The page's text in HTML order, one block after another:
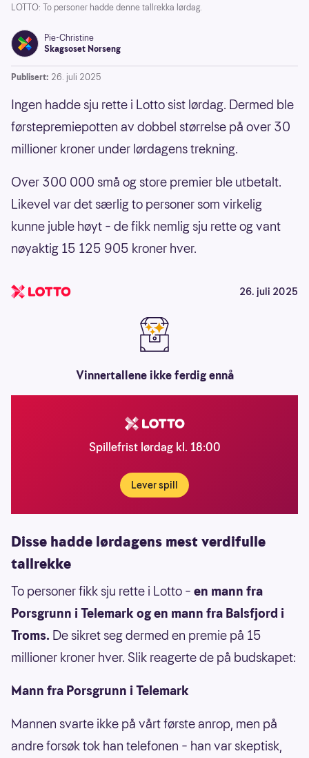
LOTTO: To personer hadde denne tallrekka lørdag.
Pie-Christine
Skagsoset Norseng
Publisert: 26. juli 2025
Ingen hadde sju rette i Lotto sist lørdag. Dermed ble
førstepremiepotten av dobbel størrelse på over 30
millioner kroner under lørdagens trekning.
Over 300 000 små og store premier ble utbetalt.
Likevel var det særlig to personer som virkelig
kunne juble høyt – de fikk nemlig sju rette og vant
nøyaktig 15 125 905 kroner hver.
26. juli 2025
Vinnertallene ikke ferdig ennå
Spillefrist lørdag kl. 18:00
Lever spill
Disse hadde lørdagens mest verdifulle
tallrekke
To personer fikk sju rette i Lotto – en mann fra
Porsgrunn i Telemark og en mann fra Balsfjord i
Troms. De sikret seg dermed en premie på 15
millioner kroner hver. Slik reagerte de på budskapet:
Mann fra Porsgrunn i Telemark
Mannen svarte ikke på vårt første anrop, men på
andre forsøk tok han telefonen – han var skeptisk,